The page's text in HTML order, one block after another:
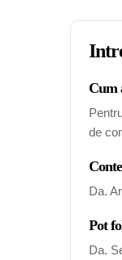
Cum
de
Da.
Pot
Da.